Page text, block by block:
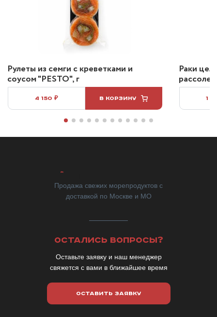
Рулеты из семги с креветками и
соусом "PESTO", г
4 150 ₽ В КОРЗИНУ
Раки
рассоле
1
Продажа свежих морепродуктов с
доставкой по Москве и МО
ОСТАЛИСЬ ВОПРОСЫ?
Оставьте заявку и наш менеджер
свяжется с вами в ближайшее время
ОСТАВИТЬ ЗАЯВКУ